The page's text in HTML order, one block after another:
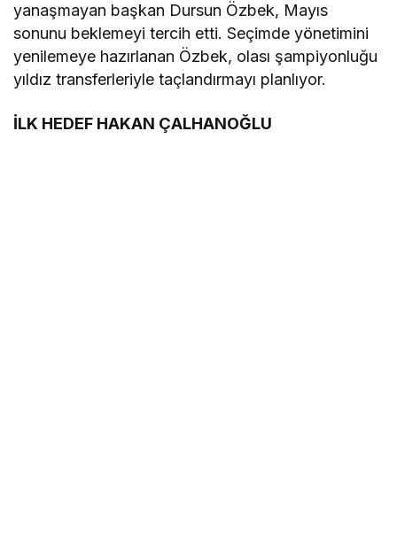
yanaşmayan başkan Dursun Özbek, Mayıs
sonunu beklemeyi tercih etti. Seçimde yönetimini
yenilemeye hazırlanan Özbek, olası şampiyonluğu
yıldız transferleriyle taçlandırmayı planlıyor.
İLK HEDEF HAKAN ÇALHANOĞLU